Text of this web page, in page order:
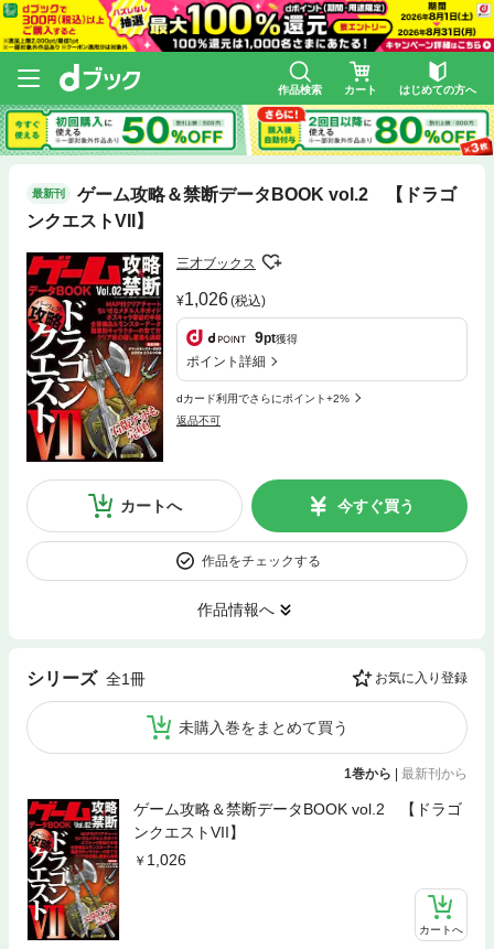
作品検索 カート はじめての方へ
最新刊
ゲーム攻略＆禁断データBOOK vol.2 【ドラゴ
ンクエストVII】
三才ブックス
1,026(税込)
9pt獲得
ポイント詳細
dカード利用でさらにポイント+2%
返品不可
カートへ 今すぐ買う
作品をチェックする
作品情報へ
シリーズ 全1冊 お気に入り登録
未購入巻をまとめて買う
1巻から 最新刊から
ゲーム攻略＆禁断データBOOK vol.2 【ドラゴ
ンクエストVII】
1,026
カートへ